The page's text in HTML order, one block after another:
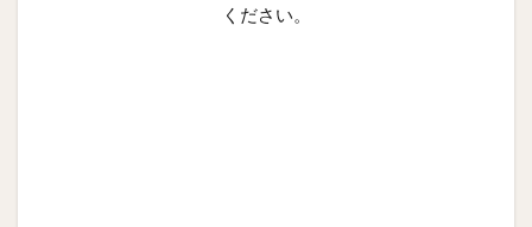
ください。